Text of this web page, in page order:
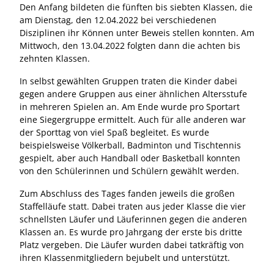
Den Anfang bildeten die fünften bis siebten Klassen, die
am Dienstag, den 12.04.2022 bei verschiedenen
Disziplinen ihr Können unter Beweis stellen konnten. Am
Mittwoch, den 13.04.2022 folgten dann die achten bis
zehnten Klassen.
In selbst gewählten Gruppen traten die Kinder dabei
gegen andere Gruppen aus einer ähnlichen Altersstufe
in mehreren Spielen an. Am Ende wurde pro Sportart
eine Siegergruppe ermittelt. Auch für alle anderen war
der Sporttag von viel Spaß begleitet. Es wurde
beispielsweise Völkerball, Badminton und Tischtennis
gespielt, aber auch Handball oder Basketball konnten
von den Schülerinnen und Schülern gewählt werden.
Zum Abschluss des Tages fanden jeweils die großen
Staffelläufe statt. Dabei traten aus jeder Klasse die vier
schnellsten Läufer und Läuferinnen gegen die anderen
Klassen an. Es wurde pro Jahrgang der erste bis dritte
Platz vergeben. Die Läufer wurden dabei tatkräftig von
ihren Klassenmitgliedern bejubelt und unterstützt.